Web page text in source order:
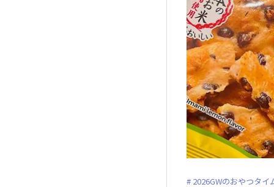
2026GWのおやつタイ